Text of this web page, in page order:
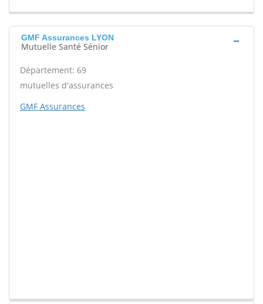
GMF Assurances LYON
Mutuelle Santé Sénior
Département: 69
mutuelles d'assurances
GMF Assurances